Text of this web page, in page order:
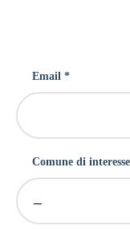
Email *
Comune di
–